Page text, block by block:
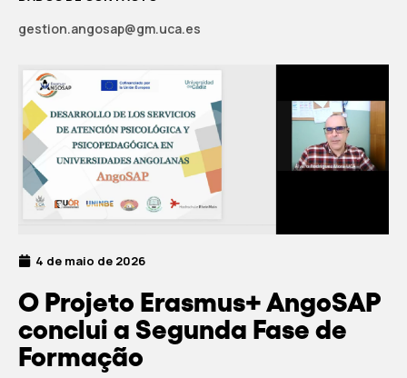
4 de maio de 2026
O Projeto Erasmus+ AngoSAP
conclui a Segunda Fase de
Formação
gestion.angosap@gm.uca.es